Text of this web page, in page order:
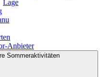
Lage
Anbieter
Sommeraktivitäten